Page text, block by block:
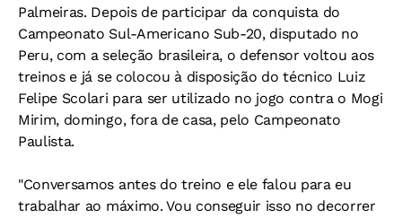
Palmeiras. Depois de participar da conquista do
Campeonato Sul-Americano Sub-20, disputado no
Peru, com a seleção brasileira, o defensor voltou aos
treinos e já se colocou à disposição do técnico Luiz
Felipe Scolari para ser utilizado no jogo contra o Mogi
Mirim, domingo, fora de casa, pelo Campeonato
Paulista.
"Conversamos antes do treino e ele falou para eu
trabalhar ao máximo. Vou conseguir isso no decorrer